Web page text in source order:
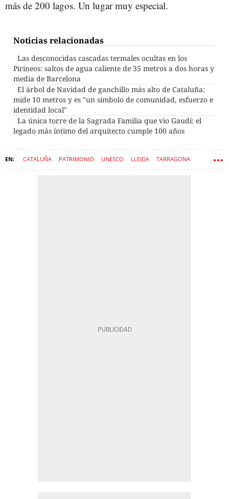
más de 200 lagos. Un lugar muy especial.
Noticias relacionadas
Las desconocidas cascadas termales ocultas en los
Pirineos: saltos de agua caliente de 35 metros a dos horas y
media de Barcelona
El árbol de Navidad de ganchillo más alto de Cataluña:
mide 10 metros y es "un símbolo de comunidad, esfuerzo e
identidad local"
La única torre de la Sagrada Familia que vio Gaudí: el
legado más íntimo del arquitecto cumple 100 años
CATALUÑA PATRIMONIO UNESCO LLEIDA TARRAGONA